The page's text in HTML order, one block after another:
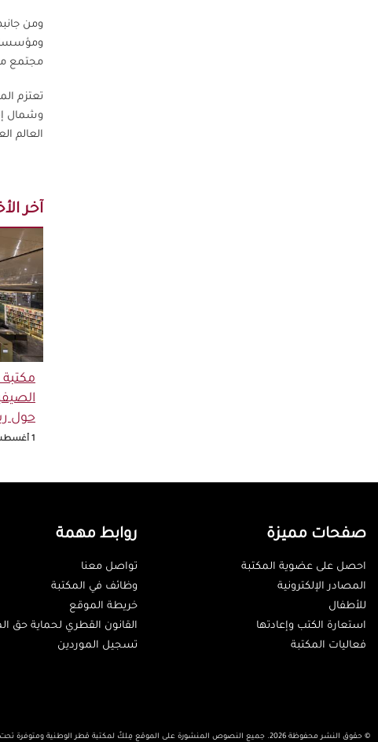
ومن
مجتمع
تعتزم
وشمال
العالم
آخر
مكتبة
حول
1 أغسطس 2026
صفحات مميزة
احصل على عضوية المكتبة
المصادر الإلكترونية
للأطفال
استعارة الكتب وإعادتها
فعاليات المكتبة
روابط مهمة
تواصل معنا
وظائف في المكتبة
خريطة الموقع
القانون القطري لحماية حق
تسجيل الموردين
© حقوق النشر محفوظة 2026. جميع النصوص المنشورة على الموقع مِلكٌ لمكتبة قطر الوطنية ومتوفرة تحت